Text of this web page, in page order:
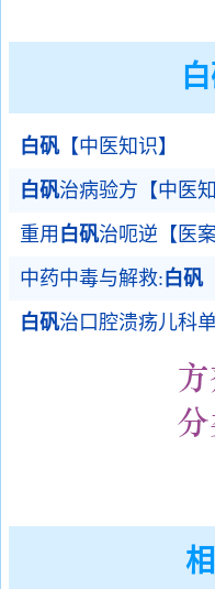
白矾【中医知识】
白矾治病验方【中医知
重用 白矾治呃逆【医案
中药中毒与解救: 白矾
白矾治口腔溃疡儿科